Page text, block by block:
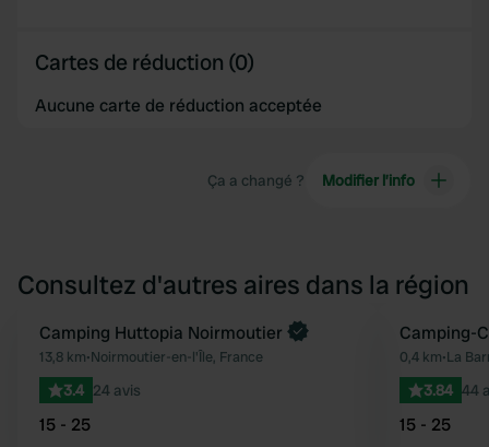
Cartes de réduction (0)
Aucune carte de réduction acceptée
Ça a changé ? Modifier l’info
Consultez d'autres aires dans la région
Préféré
Reserve maintenant
Camping Huttopia Noirmoutier
13,8 km•Noirmoutier-en-l'Île, France
3.4 24 avis
15 - 25
Camping-
0,4 km•La
3.84 44
15 - 25